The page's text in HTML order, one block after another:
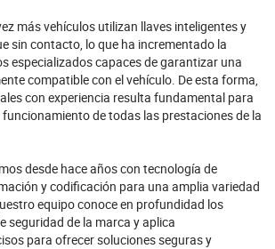
más vehículos utilizan llaves inteligentes y
sin contacto, lo que ha incrementado la
especializados capaces de garantizar una
compatible con el vehículo. De esta forma,
con experiencia resulta fundamental para
de todas las prestaciones de la
desde hace años con tecnología de
y codificación para una amplia variedad
equipo conoce en profundidad los
seguridad de la marca y aplica
para ofrecer soluciones seguras y